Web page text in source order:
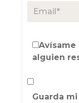
alguien
Guarda